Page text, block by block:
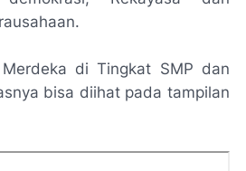
di Tingkat SMP dan
bisa diihat pada tampilan